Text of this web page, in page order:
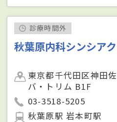
診療時間外
秋葉原内科シンシア
東京都千代田区神田
バ・トリム B1F
03-3518-5205
秋葉原駅 岩本町駅